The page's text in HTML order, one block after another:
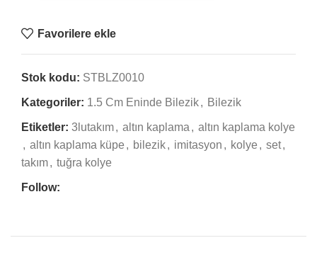
Favorilere ekle
Stok kodu: STBLZ0010
Kategoriler: 1.5 Cm Eninde Bilezik, Bilezik
Etiketler: 3lutakım, altın kaplama , altın kaplama kolye
, altın kaplama küpe , bilezik, imitasyon , kolye , set,
takım, tuğra kolye
Follow: